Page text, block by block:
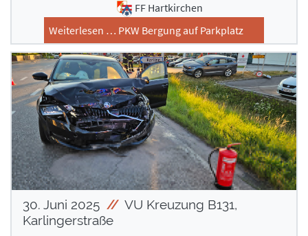
FF Hartkirchen
Weiterlesen … PKW Bergung auf Parkplatz
30. Juni 2025
VU Kreuzung B131,
Karlingerstraße